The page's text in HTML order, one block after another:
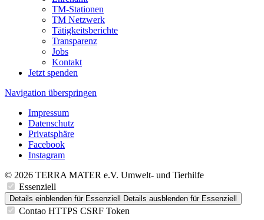
TM-Stationen
TM Netzwerk
Tätigkeitsberichte
Transparenz
Jobs
Kontakt
Jetzt spenden
Navigation überspringen
Impressum
Datenschutz
Privatsphäre
Facebook
Instagram
© 2026 TERRA MATER e.V. Umwelt- und Tierhilfe
Essenziell
Details einblenden für Essenziell Details ausblenden für Essenziell
Contao HTTPS CSRF Token